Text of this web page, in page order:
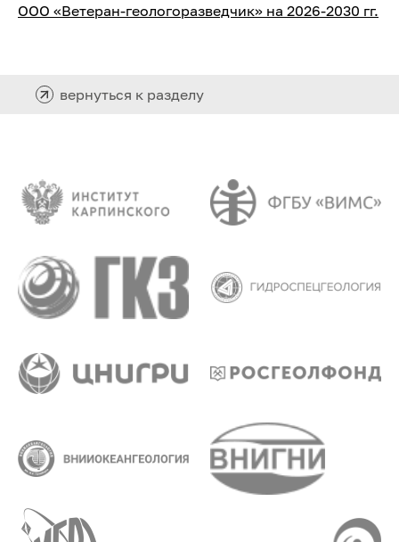
ООО «Ветеран-геологоразведчик» на 2026-2030 гг.
вернуться к разделу